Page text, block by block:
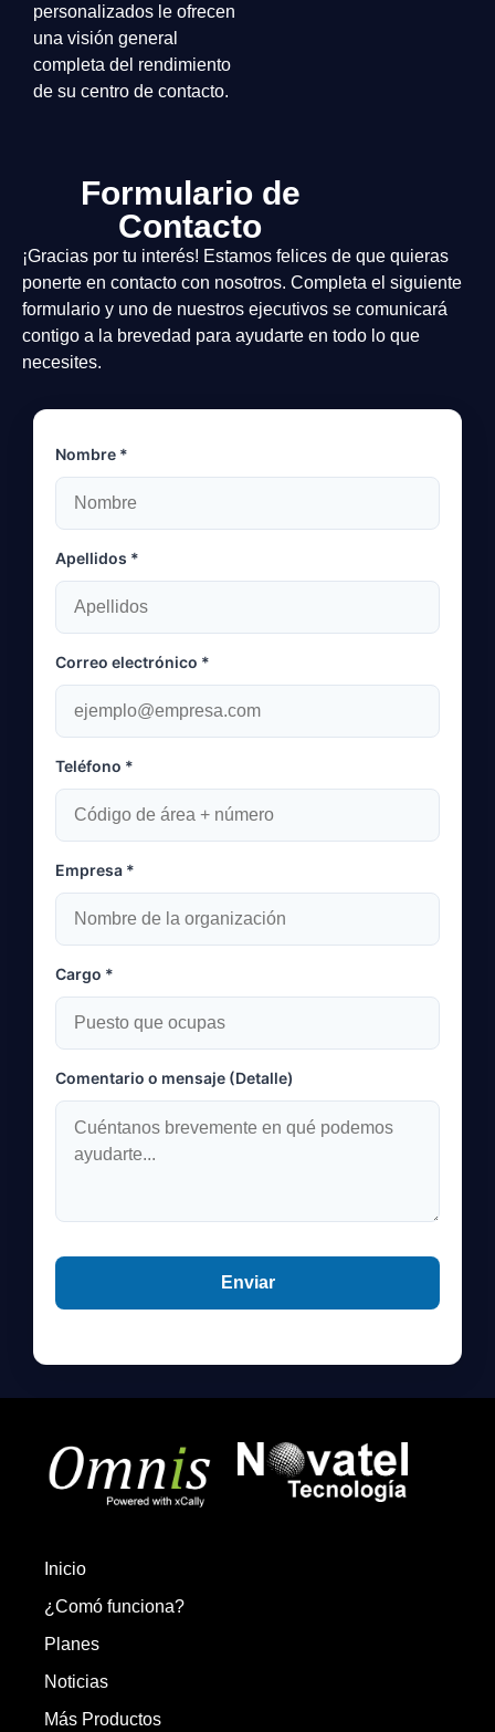
personalizados le ofrecen
una visión general
completa del rendimiento
de su centro de contacto.
Formulario de
Contacto
¡Gracias por tu interés! Estamos felices de que quieras
ponerte en contacto con nosotros. Completa el siguiente
formulario y uno de nuestros ejecutivos se comunicará
contigo a la brevedad para ayudarte en todo lo que
necesites.
Nombre *
Apellidos *
Correo electrónico *
Teléfono *
Empresa *
Cargo *
Comentario o mensaje (Detalle)
Inicio
¿Comó funciona?
Planes
Noticias
Más Productos